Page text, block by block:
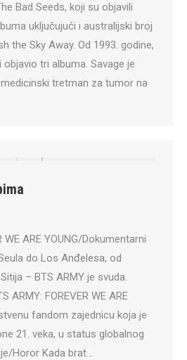
Bad Seeds, koji su objavili
uključujući i australijski broj
the Sky Away. Od 1993. godine,
tri albuma. Savage je
tretman za tumor na
WE ARE YOUNG/Dokumentarni
do Los Anđelesa, od
– BTS ARMY je svuda.
ARMY: FOREVER WE ARE
fandom zajednicu koja je
21. veka, u status globalnog
Horor Kada brat…